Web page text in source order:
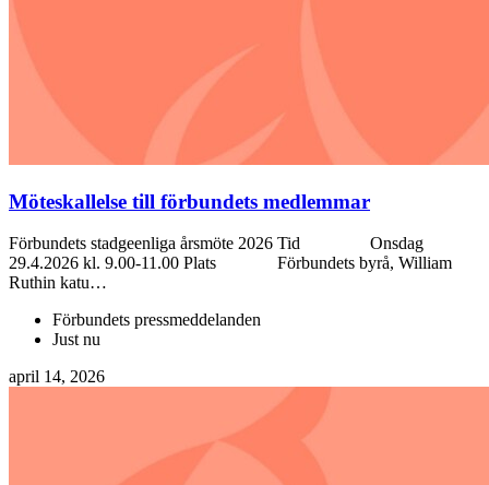
Möteskallelse till förbundets medlemmar
Förbundets stadgeenliga årsmöte 2026 Tid Onsdag
29.4.2026 kl. 9.00-11.00 Plats Förbundets byrå, William
Ruthin katu…
Förbundets pressmeddelanden
Just nu
april 14, 2026